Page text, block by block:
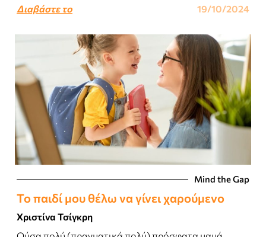
Διαβάστε το 19/10/2024
Mind the Gap
Το παιδί μου θέλω να γίνει χαρούμενο
Χριστίνα Τσίγκρη